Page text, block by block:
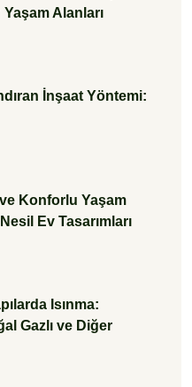
Alanları
İnşaat Yöntemi:
Konforlu Yaşam
Ev Tasarımları
Isınma:
Gazlı ve Diğer